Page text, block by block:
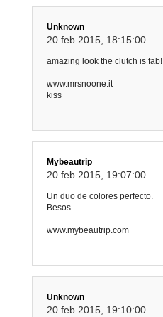
Unknown
20 feb 2015, 18:15:00
amazing look the clutch is fab!
www.mrsnoone.it
kiss
Mybeautrip
20 feb 2015, 19:07:00
Un duo de colores perfecto.
Besos
www.mybeautrip.com
Unknown
20 feb 2015, 19:10:00